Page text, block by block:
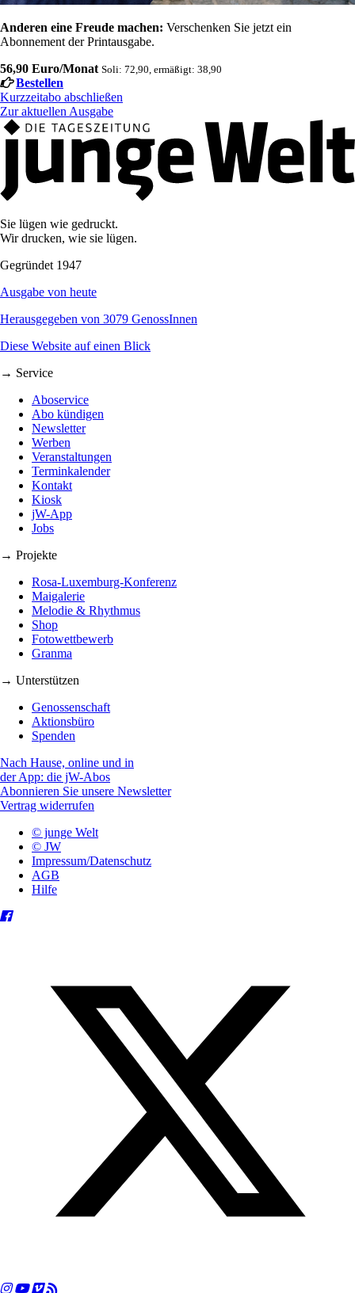
Anderen eine Freude machen: Verschenken Sie jetzt ein
Abonnement der Printausgabe.
56,90 Euro/Monat Soli: 72,90, ermäßigt: 38,90
Bestellen
Kurzzeitabo abschließen
Zur aktuellen Ausgabe
Sie lügen wie gedruckt.
Wir drucken, wie sie lügen.
Gegründet 1947
Ausgabe von heute
Herausgegeben von 3079 GenossInnen
Diese Website auf einen Blick
→ Service
Aboservice
Abo kündigen
Newsletter
Werben
Veranstaltungen
Terminkalender
Kontakt
Kiosk
jW-App
Jobs
→ Projekte
Rosa-Luxemburg-Konferenz
Maigalerie
Melodie & Rhythmus
Shop
Fotowettbewerb
Granma
→ Unterstützen
Genossenschaft
Aktionsbüro
Spenden
Nach Hause, online und in
der App: die jW-Abos
Abonnieren Sie unsere Newsletter
Vertrag widerrufen
© junge Welt
© JW
Impressum/Datenschutz
AGB
Hilfe